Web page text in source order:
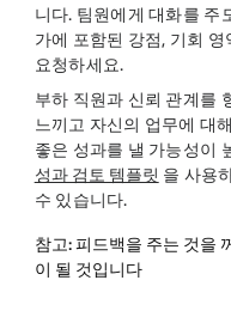
니다. 팀원에게 대화를 주
가에 포함된 강점, 기회
요청하세요.
부하 직원과 신뢰 관계를
느끼고 자신의 업무에 대
좋은 성과를 낼 가능성이
성과 검토 템플릿 을 사용
수 있습니다.
참고: 피드백을 주는 것을
이 될 것입니다